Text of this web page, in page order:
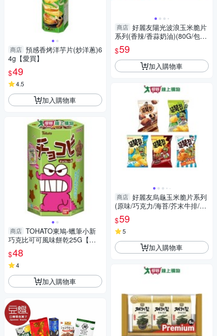
商店 預感香烤洋芋片(炒洋蔥)6
4g【愛買】
$49
4.5
加入購物車
商店 TOHATO東鳩-蠟筆小新
巧克比可可風味餅乾25G【愛
買】
$48
4
加入購物車
商店 好麗友陽光波浪玉米脆片
系列(香辣/香蒜奶油)(80G/包)
【愛買】
$59
加入購物車
商店 好麗友烏龜玉米脆片系列
(原味/巧克力/海苔/芥末牛排/焦
糖爆米花)(80G/包)【愛買】
$59
5
加入購物車